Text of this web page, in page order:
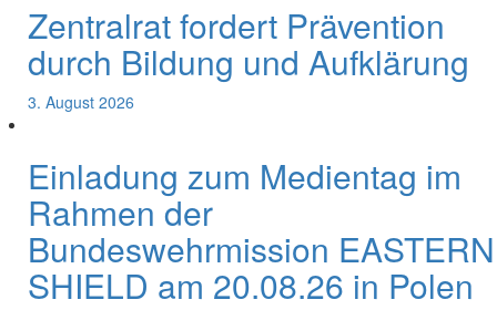
Zentralrat fordert Prävention
durch Bildung und Aufklärung
3. August 2026
Einladung zum Medientag im
Rahmen der
Bundeswehrmission EASTERN
SHIELD am 20.08.26 in Polen